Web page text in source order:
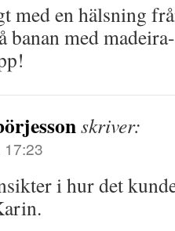
med en hälsning
banan med
skriver:
17:23
i hur det